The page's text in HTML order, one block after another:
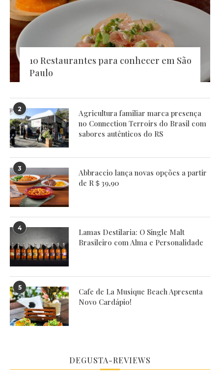
10 Restaurantes para conhecer em São
Paulo
2
Agricultura familiar marca presença
no Connection Terroirs do Brasil com
sabores autênticos do RS
3
Abbraccio lança novas opções a partir
de R＄39,90
4
Lamas Destilaria: O Single Malt
Brasileiro com Alma e Personalidade
5
Cafe de La Musique Beach Apresenta
Novo Cardápio!
DEGUSTA-REVIEWS